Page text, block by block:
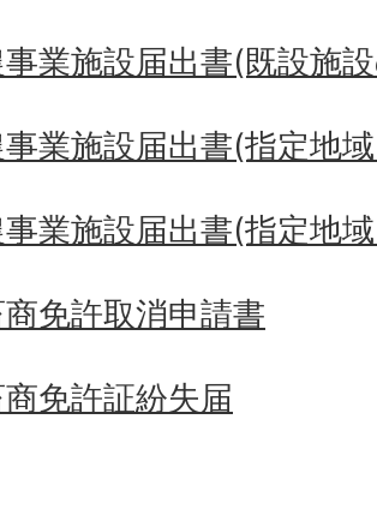
業施設届出書(既設施
業施設届出書(指定地
業施設届出書(指定地
免許取消申請書
免許証紛失届